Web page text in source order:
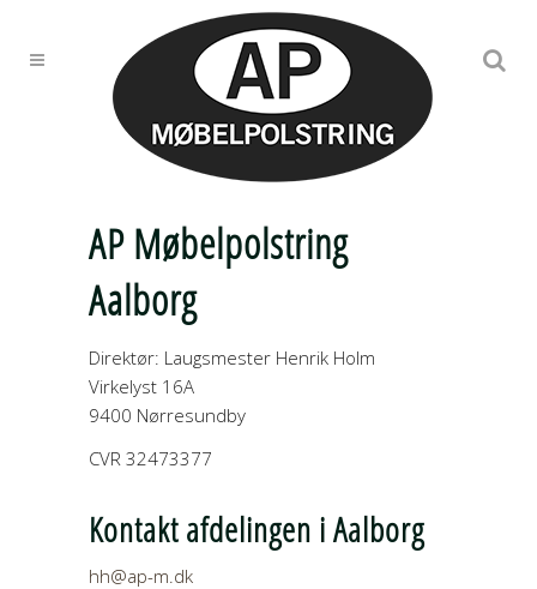
AP Møbelpolstring
Aalborg
Direktør: Laugsmester Henrik Holm
Virkelyst 16A
9400 Nørresundby
CVR 32473377
Kontakt afdelingen i Aalborg
hh@ap-m.dk